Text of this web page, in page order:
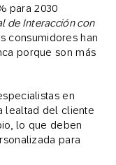
para 2030
de Interacción con
consumidores han
porque son más
en
lealtad del cliente
lo que deben
para